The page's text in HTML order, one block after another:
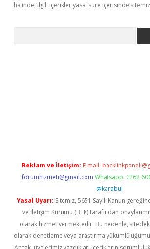
halinde, ilgili içerikler yasal süre içerisinde
Reklam ve İletişim: E-mail:
forumhizmeti@gmail.com Whatsapp: 0262
@karabul
Yasal Uyarı: Sitemiz, 5651 Sayılı Kanun
ve İletişim Kurumu (BTK) tarafından
olarak hizmet vermektedir. Bu nedenle,
olarak denetleme veya araştırma
Ancak, üyelerimiz yazdıkları içeriklerin